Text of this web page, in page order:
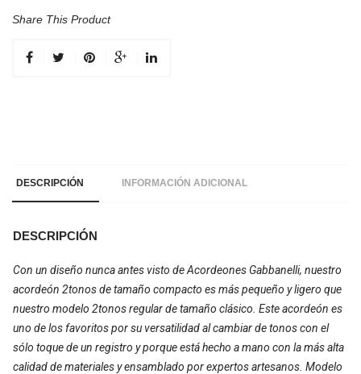
Share This Product
DESCRIPCIÓN INFORMACIÓN ADICIONAL
DESCRIPCIÓN
Con un diseño nunca antes visto de Acordeones Gabbanelli, nuestro
acordeón 2tonos de tamaño compacto es más pequeño y ligero que
nuestro modelo 2tonos regular de tamaño clásico. Este acordeón es
uno de los favoritos por su versatilidad al cambiar de tonos con el
sólo toque de un registro y porque está hecho a mano con la más alta
calidad de materiales y ensamblado por expertos artesanos. Modelo